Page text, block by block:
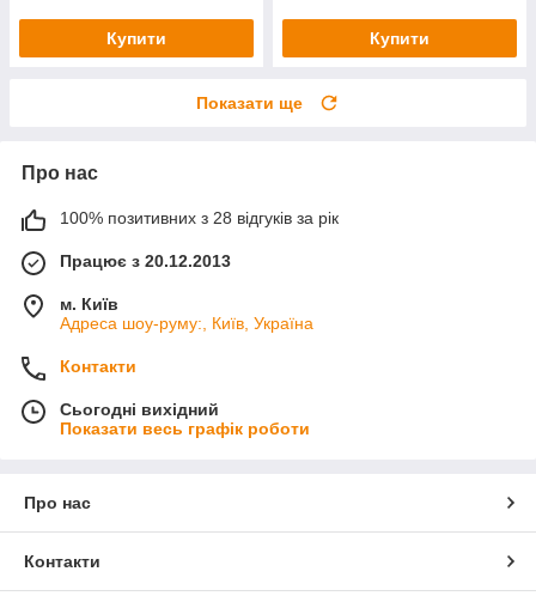
Купити Купити
Показати ще
Про нас
100% позитивних з 28 відгуків за рік
Працює з 20.12.2013
м. Київ
Адреса шоу-руму:, Київ, Україна
Контакти
Сьогодні вихідний
Показати весь графік роботи
Про нас
Контакти